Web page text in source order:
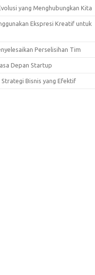
yang Menghubungkan Kita
Ekspresi Kreatif untuk
Perselisihan Tim
Depan Startup
Strategi Bisnis yang Efektif